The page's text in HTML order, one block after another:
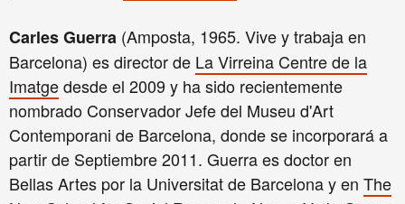
Carles Guerra (Amposta, 1965. Vive y trabaja en
Barcelona) es director de La Virreina Centre de la
Imatgedesde el 2009 y ha sido recientemente
nombrado Conservador Jefe del Museu d'Art
Contemporani de Barcelona, donde se incorporará a
partir de Septiembre 2011. Guerra es doctor en
Bellas Artes por la Universitat de Barcelona y en The